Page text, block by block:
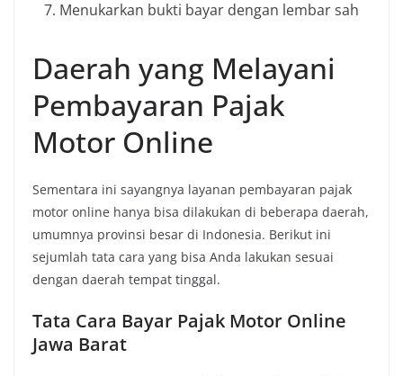
Menukarkan bukti bayar dengan lembar sah
Daerah yang Melayani
Pembayaran Pajak
Motor Online
Sementara ini sayangnya layanan pembayaran pajak
motor online hanya bisa dilakukan di beberapa daerah,
umumnya provinsi besar di Indonesia. Berikut ini
sejumlah tata cara yang bisa Anda lakukan sesuai
dengan daerah tempat tinggal.
Tata Cara Bayar Pajak Motor Online
Jawa Barat